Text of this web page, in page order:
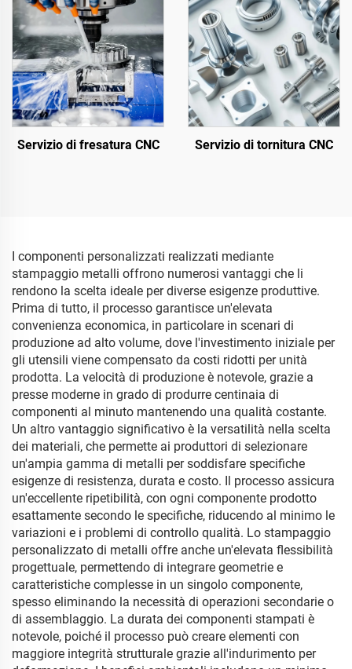
Servizio di fresatura CNC Servizio di tornitura CNC
I componenti personalizzati realizzati mediante
stampaggio metalli offrono numerosi vantaggi che li
rendono la scelta ideale per diverse esigenze produttive.
Prima di tutto, il processo garantisce un'elevata
convenienza economica, in particolare in scenari di
produzione ad alto volume, dove l'investimento iniziale per
gli utensili viene compensato da costi ridotti per unità
prodotta. La velocità di produzione è notevole, grazie a
presse moderne in grado di produrre centinaia di
componenti al minuto mantenendo una qualità costante.
Un altro vantaggio significativo è la versatilità nella scelta
dei materiali, che permette ai produttori di selezionare
un'ampia gamma di metalli per soddisfare specifiche
esigenze di resistenza, durata e costo. Il processo assicura
un'eccellente ripetibilità, con ogni componente prodotto
esattamente secondo le specifiche, riducendo al minimo le
variazioni e i problemi di controllo qualità. Lo stampaggio
personalizzato di metalli offre anche un'elevata flessibilità
progettuale, permettendo di integrare geometrie e
caratteristiche complesse in un singolo componente,
spesso eliminando la necessità di operazioni secondarie o
di assemblaggio. La durata dei componenti stampati è
notevole, poiché il processo può creare elementi con
maggiore integrità strutturale grazie all'indurimento per